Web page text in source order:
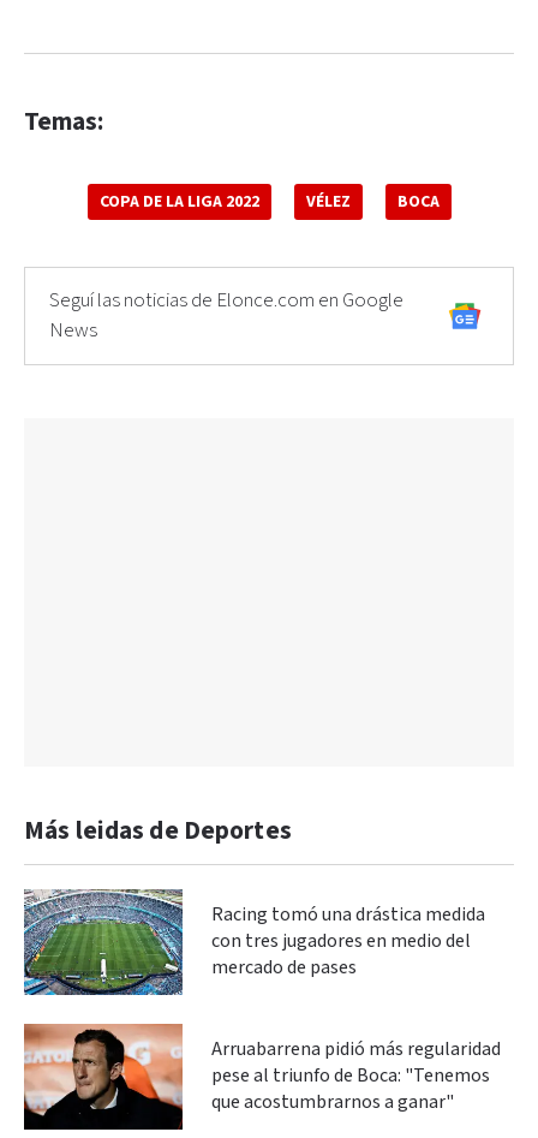
Temas:
COPA DE LA LIGA 2022 VÉLEZ BOCA
Seguí las noticias de Elonce.com en Google
News
Más leidas de Deportes
Racing tomó una drástica medida
con tres jugadores en medio del
mercado de pases
Arruabarrena pidió más regularidad
pese al triunfo de Boca: "Tenemos
que acostumbrarnos a ganar"